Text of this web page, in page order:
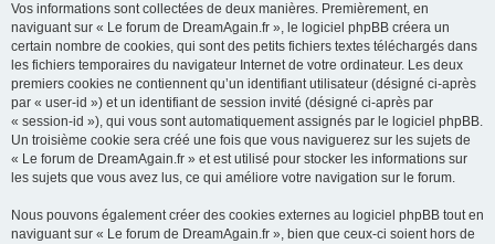
Vos informations sont collectées de deux manières. Premièrement, en
naviguant sur « Le forum de DreamAgain.fr », le logiciel phpBB créera un
certain nombre de cookies, qui sont des petits fichiers textes téléchargés dans
les fichiers temporaires du navigateur Internet de votre ordinateur. Les deux
premiers cookies ne contiennent qu’un identifiant utilisateur (désigné ci-après
par « user-id ») et un identifiant de session invité (désigné ci-après par
« session-id »), qui vous sont automatiquement assignés par le logiciel phpBB.
Un troisième cookie sera créé une fois que vous naviguerez sur les sujets de
« Le forum de DreamAgain.fr » et est utilisé pour stocker les informations sur
les sujets que vous avez lus, ce qui améliore votre navigation sur le forum.
Nous pouvons également créer des cookies externes au logiciel phpBB tout en
naviguant sur « Le forum de DreamAgain.fr », bien que ceux-ci soient hors de